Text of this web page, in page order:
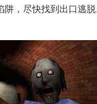
阱，尽快找到出口逃脱